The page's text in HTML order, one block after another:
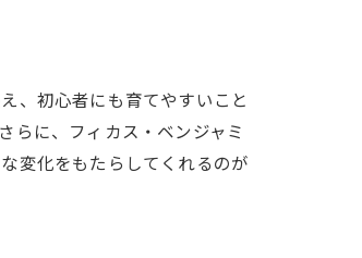
、初心者にも育てやすいこと
らに、フィカス・ベンジャミ
変化をもたらしてくれるのが